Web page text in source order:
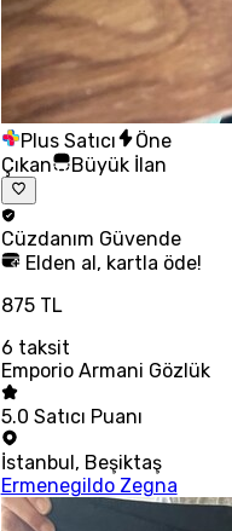
Plus Satıcı
Öne
Çıkan
Büyük İlan
Cüzdanım Güvende
Elden al, kartla öde!
875 TL
6 taksit
Emporio Armani Gözlük
5.0 Satıcı Puanı
İstanbul, Beşiktaş
Ermenegildo Zegna